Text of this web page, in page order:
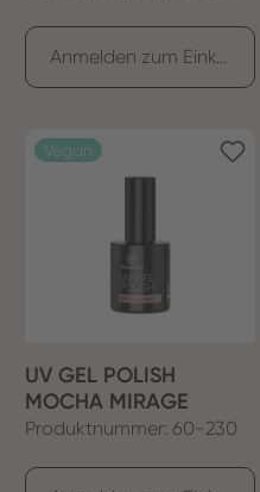
Vegan
UV GEL POLISH
MOCHA MIRAGE
Produktnummer: 60-230